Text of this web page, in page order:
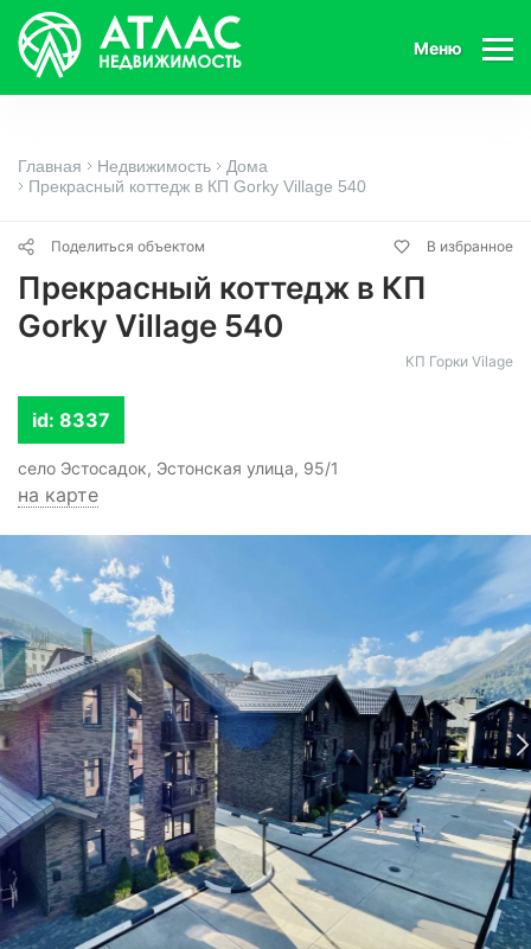
Меню
Главная Недвижимость
Дома
Прекрасный коттедж в КП Gorky Village 540
Поделиться объектом В избранное
Прекрасный коттедж в КП
Gorky Village 540
КП Горки Vilage
id: 8337
село Эстосадок, Эстонская улица, 95/1
на карте